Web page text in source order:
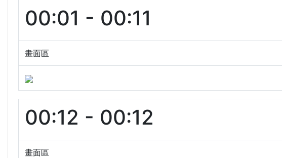
00:01 - 00:11
畫面區
00:12 - 00:12
畫面區